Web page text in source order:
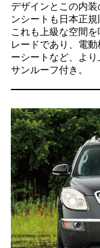
デザインとこの内
ンシートも日本正
これも上級な空間
レードであり、電
ーシートなど、より
サンルーフ付き。